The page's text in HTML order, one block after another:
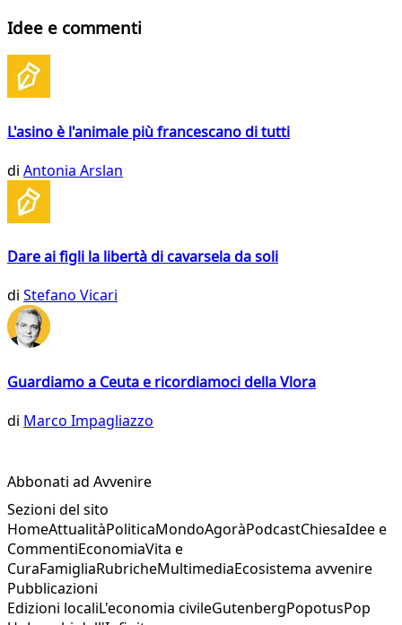
Idee e commenti
L'asino è l'animale più francescano di tutti
di Antonia Arslan
Dare ai figli la libertà di cavarsela da soli
di Stefano Vicari
Guardiamo a Ceuta e ricordiamoci della Vlora
di Marco Impagliazzo
Abbonati ad Avvenire
Sezioni del sito
HomeAttualitàPoliticaMondoAgoràPodcastChiesaIdee e
CommentiEconomiaVita e
CuraFamigliaRubricheMultimediaEcosistema avvenire
Pubblicazioni
Edizioni localiL'economia civileGutenbergPopotusPop